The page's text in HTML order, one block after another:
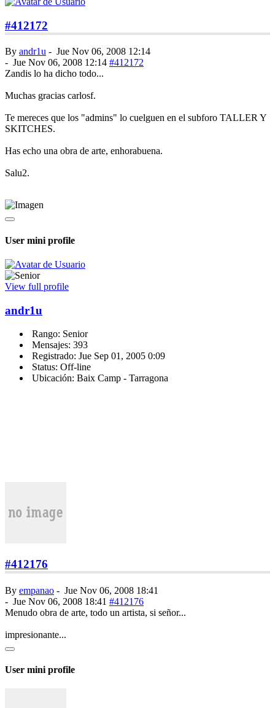
#412172
By andr1u - Jue Nov 06, 2008 12:14
- Jue Nov 06, 2008 12:14 #412172
Zandis lo ha dicho todo...
Muchas gracias carlosf.
Te mereces que los "admins" lo cuelguen en el subforo TALLER Y
SKITCHES.
Has echo una obra de arte, enhorabuena.
Salu2.
User mini profile
View full profile
andr1u
Rango: Senior
Mensajes: 393
Registrado: Jue Sep 01, 2005 0:09
Status: Off-line
Ubicación: Baix Camp - Tarragona
#412176
By empanao - Jue Nov 06, 2008 18:41
- Jue Nov 06, 2008 18:41 #412176
Menudo obra de arte, todo un artista, si señor...
impresionante...
User mini profile